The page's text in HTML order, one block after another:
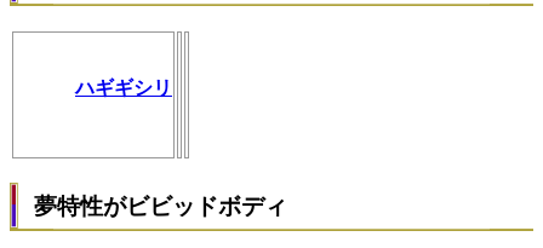
ハギギシリ
夢特性がビビッドボディ